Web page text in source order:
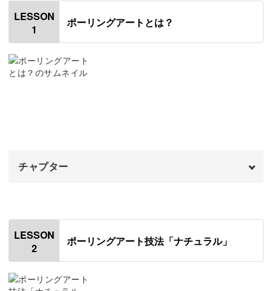
使う画材は、アクリル絵の具。
これにメディウムを混ぜて、液状化したものをキャンバス
に流していきます。
場で楽しみながら作っていけるのが魅力！
があまりとれない方にもおすすめです◎
さまざまな描き方を体験
LESSON
1
ポーリングアートとは？
チャプター
はじめに
ポーリングアートとは
講座で製作する作品について
LESSON
2
ポーリングアート技法「ナチュラル」